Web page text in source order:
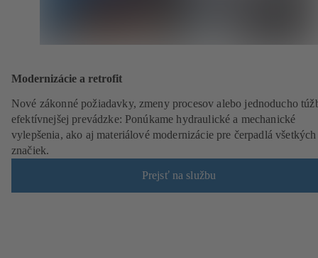
Modernizácie a retrofit
Nové zákonné požiadavky, zmeny procesov alebo jednoducho
efektívnejšej prevádzke: Ponúkame hydraulické a mechanické
vylepšenia, ako aj materiálové modernizácie pre čerpadlá všetkých
značiek.
Prejsť na službu